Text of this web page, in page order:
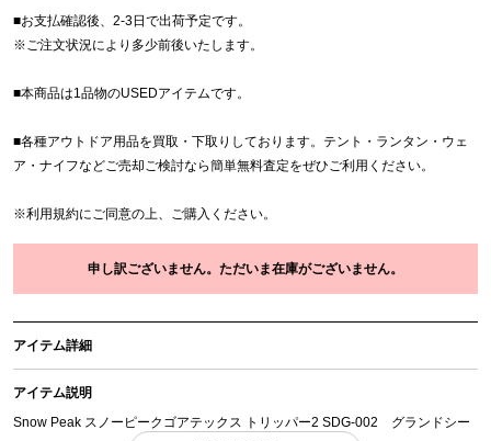
■お支払確認後、2-3日で出荷予定です。
※ご注文状況により多少前後いたします。
■本商品は1品物のUSEDアイテムです。
■各種アウトドア用品を買取・下取りしております。テント・ランタン・ウェ
ア・ナイフなどご売却ご検討なら簡単無料査定をぜひご利用ください。
※利用規約にご同意の上、ご購入ください。
申し訳ございません。ただいま在庫がございません。
アイテム詳細
アイテム説明
Snow Peak スノーピークゴアテックス トリッパー2 SDG-002 グランドシー